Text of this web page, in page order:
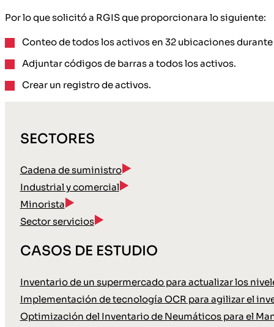
Por lo que solicitó a RGIS que proporcionara lo siguiente:
Conteo de todos los activos en 32 ubicaciones
Adjuntar códigos de barras a todos los activos.
Crear un registro de activos.
SECTORES
Cadena de suministro
Industrial y comercial
Minorista
Sector servicios
CASOS DE ESTUDIO
Inventario de un supermercado para actualizar los
Implementación de tecnología OCR para agilizar el
Optimización del Inventario de Neumáticos para el